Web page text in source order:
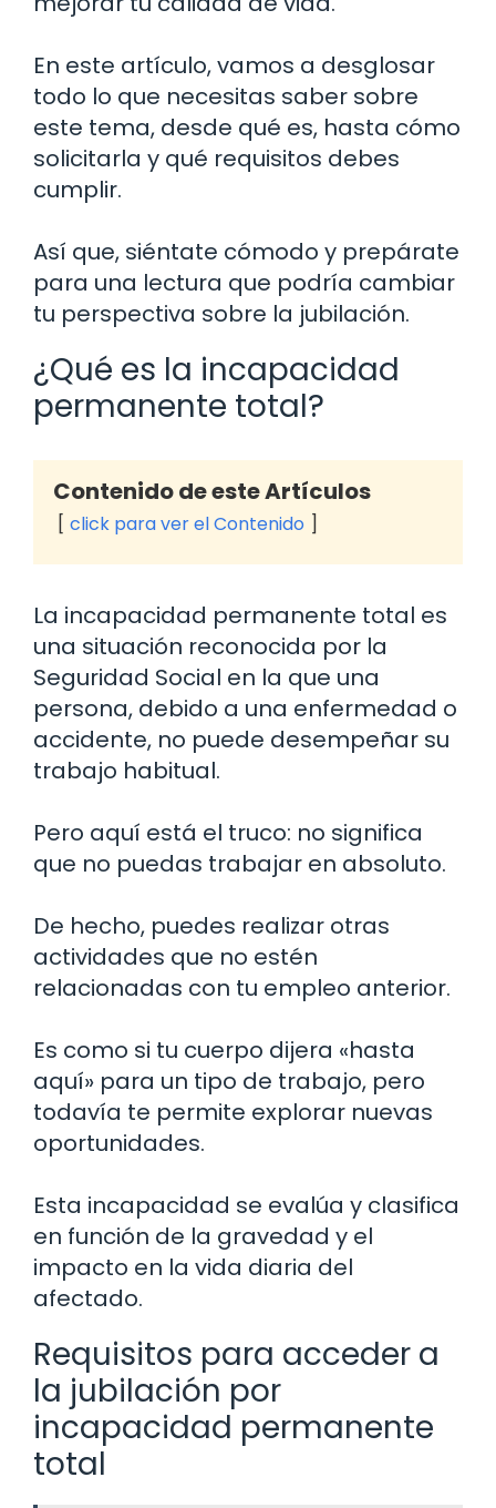
En este artículo, vamos a desglosar
todo lo que necesitas saber sobre
este tema, desde qué es, hasta cómo
solicitarla y qué requisitos debes
cumplir.
Así que, siéntate cómodo y prepárate
para una lectura que podría cambiar
tu perspectiva sobre la jubilación.
¿Qué es la incapacidad
permanente total?
Contenido de este Artículos
click para ver el Contenido
La incapacidad permanente total es
una situación reconocida por la
Seguridad Social en la que una
persona, debido a una enfermedad o
accidente, no puede desempeñar su
trabajo habitual.
Pero aquí está el truco: no significa
que no puedas trabajar en absoluto.
De hecho, puedes realizar otras
actividades que no estén
relacionadas con tu empleo anterior.
Es como si tu cuerpo dijera «hasta
aquí» para un tipo de trabajo, pero
todavía te permite explorar nuevas
oportunidades.
Esta incapacidad se evalúa y clasifica
en función de la gravedad y el
impacto en la vida diaria del
afectado.
Requisitos para acceder a
la jubilación por
incapacidad permanente
total